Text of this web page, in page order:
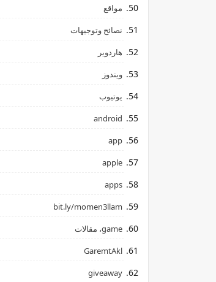
مواقع
نصائح وتوجيهات
هاردوير
ويندوز
يوتيوب
android
app
apple
apps
bit.ly/momen3llam
game، مقالات
GaremtAkl
giveaway